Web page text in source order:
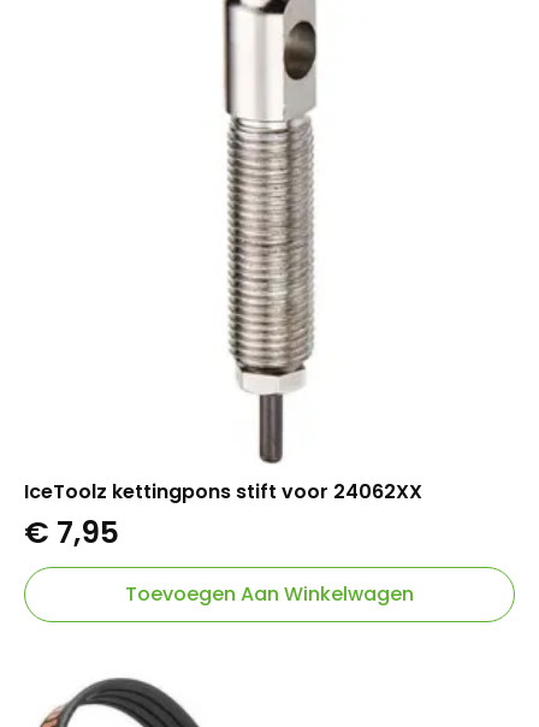
IceToolz kettingpons stift voor 24062XX
€ 7,95
Toevoegen Aan Winkelwagen